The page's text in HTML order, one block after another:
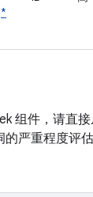
*
组件，请直
严重程度评